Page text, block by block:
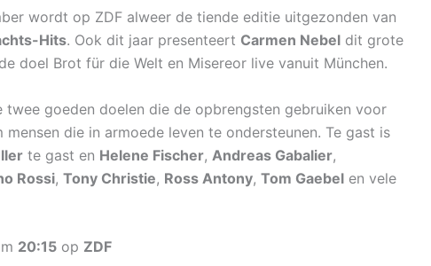
wordt op ZDF alweer de tiende editie uitgezonden van
Hits. Ook dit jaar presenteert Carmen Nebel dit grote
doel Brot für die Welt en Misereor live vanuit München.
goeden doelen die de opbrengsten gebruiken voor
die in armoede leven te ondersteunen. Te gast is
te gast en Helene Fischer, Andreas Gabalier,
Rossi, Tony Christie, Ross Antony, Tom Gaebel en vele
20:15 op ZDF